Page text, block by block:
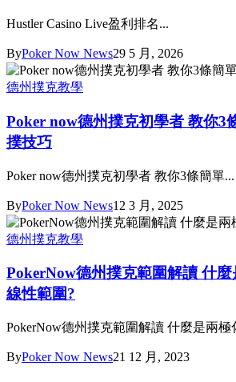
Hustler Casino Live盈利排名...
ByPoker Now News29 5 月, 2026
德州撲克教學
Poker now德州撲克初學者 教你3
撲技巧
Poker now德州撲克初學者 教你3條簡單...
ByPoker Now News12 3 月, 2025
德州撲克教學
PokerNow德州撲克範圍解讀 什
線性範圍?
PokerNow德州撲克範圍解讀 什麼是兩極
ByPoker Now News21 12 月, 2023